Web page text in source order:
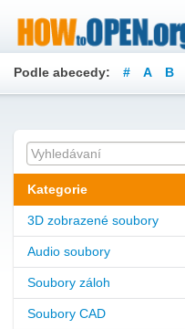
Podle abecedy: # A B
Kategorie
3D zobrazené soubory
Audio soubory
Soubory záloh
Soubory CAD